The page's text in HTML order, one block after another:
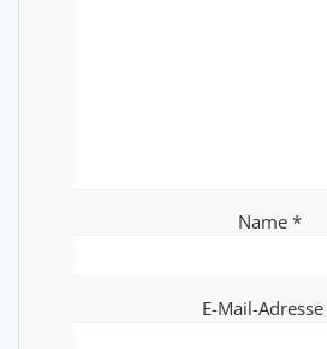
Name *
E-Mail-Adresse